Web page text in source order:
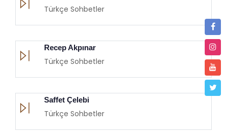
Türkçe Sohbetler
Recep Akpınar
Türkçe Sohbetler
Saffet Çelebi
Türkçe Sohbetler